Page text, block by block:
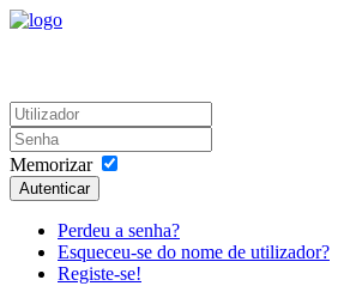
Memorizar
Autenticar
Perdeu a senha?
Esqueceu-se do nome de utilizador?
Registe-se!